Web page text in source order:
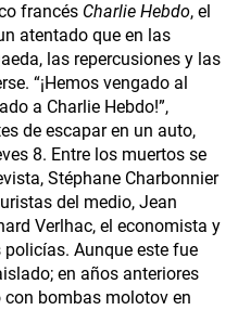
francés Charlie Hebdo, el
atentado que en las
las repercusiones y las
“¡Hemos vengado al
a Charlie Hebdo!”,
de escapar en un auto,
8. Entre los muertos se
Stéphane Charbonnier
del medio, Jean
Verlhac, el economista y
Aunque este fue
en años anteriores
bombas molotov en